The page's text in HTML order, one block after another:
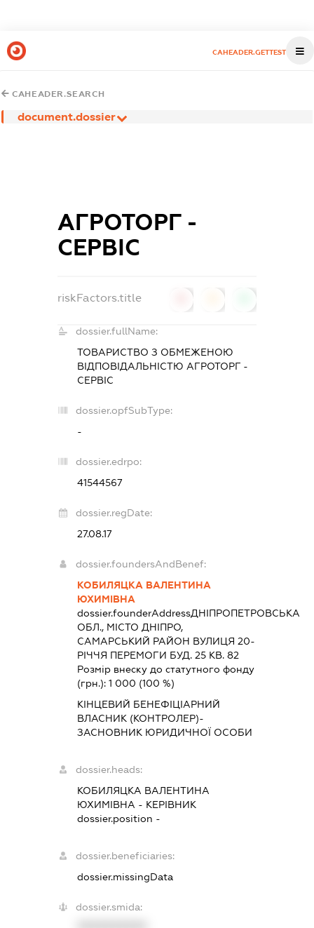
CAHEADER.GETTEST
CAHEADER.SEARCH
document.dossier
АГРОТОРГ -
СЕРВІС
riskFactors.title
dossier.fullName:
ТОВАРИСТВО З ОБМЕЖЕНОЮ
ВІДПОВІДАЛЬНІСТЮ АГРОТОРГ -
СЕРВІС
dossier.opfSubType:
-
dossier.edrpo:
41544567
dossier.regDate:
27.08.17
dossier.foundersAndBenef:
КОБИЛЯЦКА ВАЛЕНТИНА
ЮХИМІВНА
dossier.founderAddressДНІПРОПЕТРОВСЬКА
ОБЛ., МІСТО ДНІПРО,
САМАРСЬКИЙ РАЙОН ВУЛИЦЯ 20-
РІЧЧЯ ПЕРЕМОГИ БУД. 25 КВ. 82
Розмір внеску до статутного фонду
(грн.): 1 000 (100 %)
КІНЦЕВИЙ БЕНЕФІЦІАРНИЙ
ВЛАСНИК (КОНТРОЛЕР)-
ЗАСНОВНИК ЮРИДИЧНОЇ ОСОБИ
dossier.heads:
КОБИЛЯЦКА ВАЛЕНТИНА
ЮХИМІВНА - КЕРІВНИК
dossier.position -
dossier.beneficiaries:
dossier.missingData
dossier.smida: